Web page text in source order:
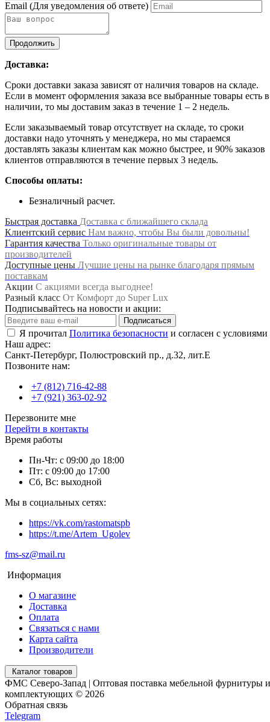
Email (Для уведомления об ответе)
Продолжить
Доставка:
Сроки доставки заказа зависят от наличия товаров на складе.
Если в момент оформления заказа все выбранные товары есть в
наличии, то мы доставим заказ в течение 1 – 2 недель.
Если заказываемый товар отсутствует на складе, то сроки
доставки надо уточнять у менеджера, но мы стараемся
доставлять заказы клиентам как можно быстрее, и 90% заказов
клиентов отправляются в течение первых 3 недель.
Способы оплаты:
Безналичный расчет.
Быстрая доставка Доставка с ближайшего склада
Клиентский сервис Нам важно, чтобы Вы были довольны!
Гарантия качества Только оригинальные товары от
производителей
Доступные цены Лучшие цены на рынке благодаря прямым
поставкам
Акции С акциями всегда выгоднее!
Разный класс От Комфорт до Super Lux
Подписывайтесь на новости и акции:
Подписаться
Я прочитал Политика безопасности и согласен с условиями
Наш адрес:
Санкт-Петербург, Полюстровский пр., д.32, лит.Е
Позвоните нам:
+7 (812) 716-42-88
+7 (921) 363-02-92
Перезвоните мне
Перейти в контакты
Время работы
Пн-Чт: с 09:00 до 18:00
Пт: с 09:00 до 17:00
Сб, Вс: выходной
Мы в социальных сетях:
https://vk.com/rastomatspb
https://t.me/Artem_Ugolev
fms-sz@mail.ru
Информация
О магазине
Доставка
Оплата
Связаться с нами
Карта сайта
Производители
Каталог товаров
ФМС Северо-Запад | Оптовая поставка мебельной фурнитуры и
комплектующих © 2026
Обратная связь
Telegram